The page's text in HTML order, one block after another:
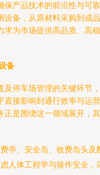
保产品技术的前沿性与可靠
设备，从原材料采购到成品
求为市场提供高品质、高稳
备
及停车场管理的关键环节，
直接影响到通行效率与运营
正是围绕这一领域展开，其
亭、安全岛、收费岛头及
人体工程学与操作安全，